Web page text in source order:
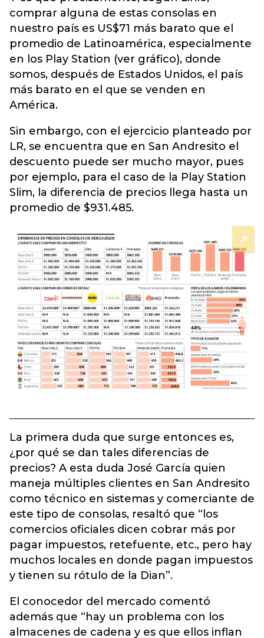
comprar alguna de estas consolas en
nuestro país es US$71 más barato que el
promedio de Latinoamérica, especialmente
en los Play Station (ver gráfico), donde
somos, después de Estados Unidos, el país
más barato en el que se venden en
América.
Sin embargo, con el ejercicio planteado por
LR, se encuentra que en San Andresito el
descuento puede ser mucho mayor, pues
por ejemplo, para el caso de la Play Station
Slim, la diferencia de precios llega hasta un
promedio de $931.485.
La primera duda que surge entonces es,
¿por qué se dan tales diferencias de
precios? A esta duda José García quien
maneja múltiples clientes en San Andresito
como técnico en sistemas y comerciante de
este tipo de consolas, resaltó que “los
comercios oficiales dicen cobrar más por
pagar impuestos, retefuente, etc., pero hay
muchos locales en donde pagan impuestos
y tienen su rótulo de la Dian”.
El conocedor del mercado comentó
además que “hay un problema con los
almacenes de cadena y es que ellos inflan